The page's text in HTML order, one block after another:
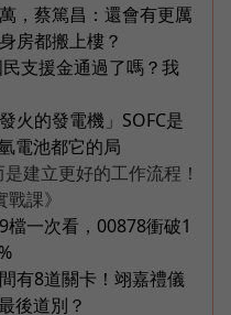
，蔡篤昌：還會有更厲
房都搬上樓？
支援金通過了嗎？我
火的發電機」SOFC是
電池都它的局
建立更好的工作流程！
課》
檔一次看，00878衝破1
有8道關卡！翊嘉禮儀
後道別？